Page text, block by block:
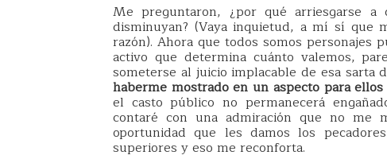
Me preguntaron, ¿por qué arriesgarse a
disminuyan? (Vaya inquietud, a mí sí que
razón). Ahora que todos somos
activo que determina cuánto valemos,
someterse al juicio implacable de esa sarta
haberme mostrado en un aspecto para
el casto público no permanecerá
contaré con una admiración que no me
oportunidad que les damos los
superiores y eso me reconforta.